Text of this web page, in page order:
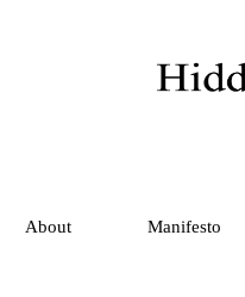
About Manifesto